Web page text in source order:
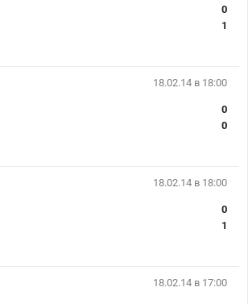
0
1
18.02.14 в 18:00
0
0
18.02.14 в 18:00
0
1
18.02.14 в 17:00